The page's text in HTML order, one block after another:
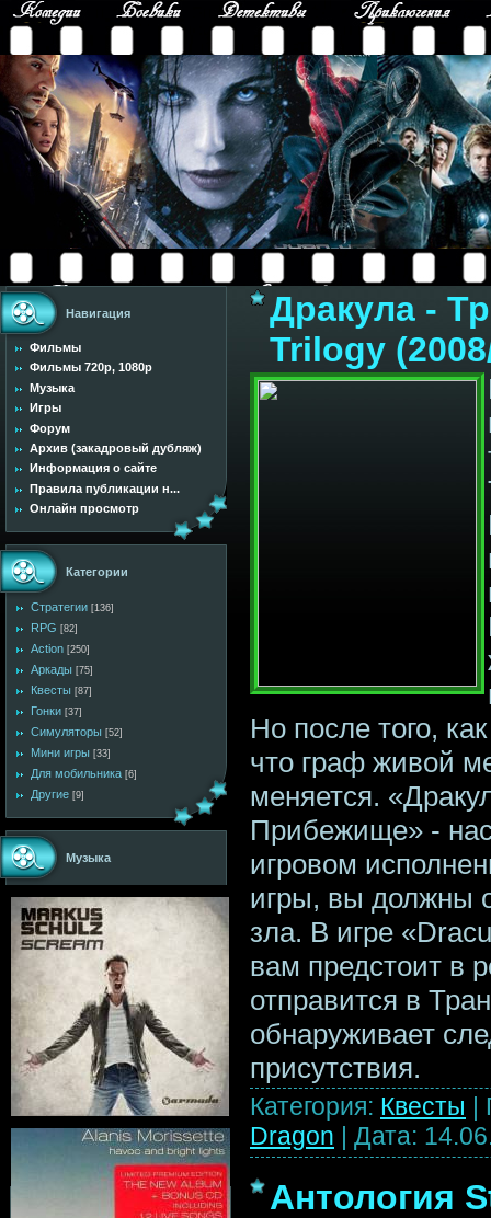
Навигация
Фильмы
Фильмы 720p, 1080p
Музыка
Игры
Форум
Архив (закадровый дубляж)
Информация о сайте
Правила публикации н...
Онлайн просмотр
Категории
Стратегии [136]
RPG [82]
Action [250]
Аркады [75]
Квесты [87]
Гонки [37]
Симуляторы [52]
Мини игры [33]
Для мобильника [6]
Другие [9]
Музыка
Дракула -
Trilogy
Но после того,
что граф живой
меняется.
Прибежище» -
игровом
игры, вы должны
зла. В игре
вам предстоит в
отправится в
обнаруживает
присутствия.
Категория: Квесты |
Dragon | Дата:
Антология